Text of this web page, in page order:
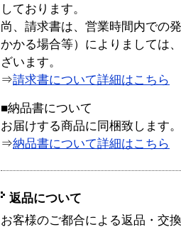
しております。
尚、請求書は、営業時間内での
かかる場合等）によりましては
ざいます。
⇒請求書について詳細はこちら
■納品書について
お届けする商品に同梱致します。
⇒納品書について詳細はこちら
返品について
お客様のご都合による返品・交